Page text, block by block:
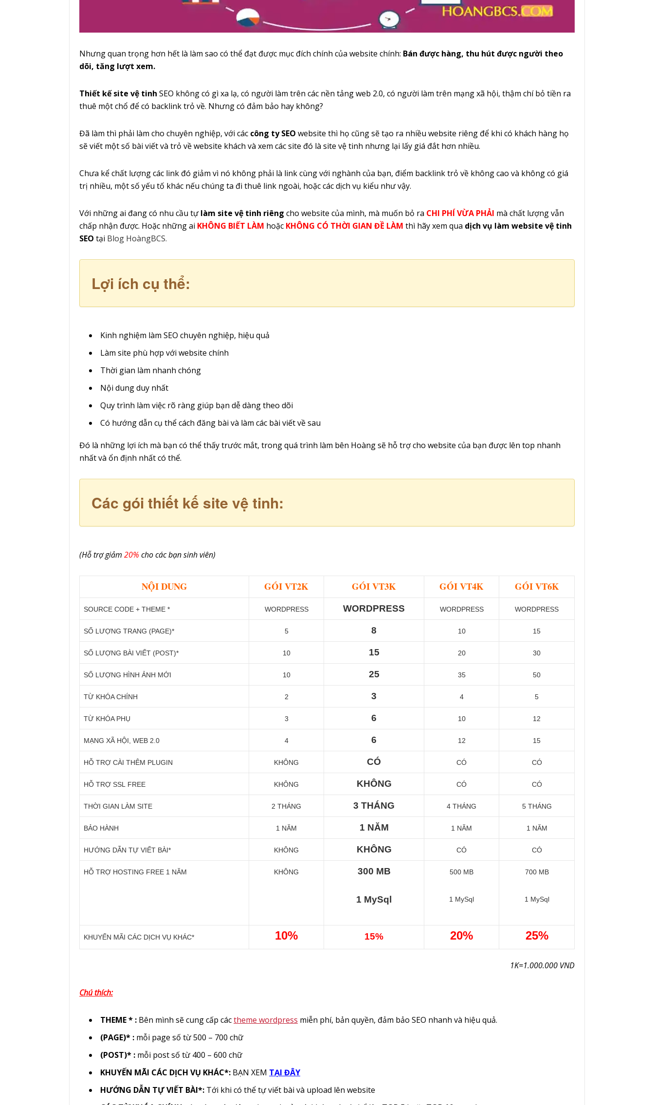
Nhưng quan trọng hơn hết là làm sao có thể đạt được mục đích chính của website chính: Bán được hàng, thu hút được người theo
dõi, tăng lượt xem.
Thiết kế site vệ tinh SEO không có gì xa lạ, có người làm trên các nền tảng web 2.0, có người làm trên mạng xã hội, thậm chí bỏ tiền ra
thuê một chổ để có backlink trỏ về. Nhưng có đảm bảo hay không?
Đã làm thì phải làm cho chuyên nghiệp, với các công ty SEO website thì họ cũng sẽ tạo ra nhiều website riêng để khi có khách hàng họ
sẽ viết một số bài viết và trỏ về website khách và xem các site đó là site vệ tinh nhưng lại lấy giá đắt hơn nhiều.
Chưa kể chất lượng các link đó giảm vì nó không phải là link cùng với nghành của bạn, điểm backlink trỏ về không cao và không có giá
trị nhiều, một số yếu tố khác nếu chúng ta đi thuê link ngoài, hoặc các dịch vụ kiểu như vậy.
Với những ai đang có nhu cầu tự làm site vệ tinh riêng cho website của mình, mà muốn bỏ ra CHI PHÍ VỪA PHẢI mà chất lượng vẫn
chấp nhận được. Hoặc những ai KHÔNG BIẾT LÀM hoặc KHÔNG CÓ THỜI GIAN ĐỀ LÀM thì hãy xem qua dịch vụ làm website vệ tinh
SEO tại Blog HoàngBCS.
Lợi ích cụ thể:
Kinh nghiệm làm SEO chuyên nghiệp, hiệu quả
Làm site phù hợp với website chính
Thời gian làm nhanh chóng
Nội dung duy nhất
Quy trình làm việc rõ ràng giúp bạn dễ dàng theo dõi
Có hướng dẫn cụ thể cách đăng bài và làm các bài viết về sau
Đó là những lợi ích mà bạn có thể thấy trước mắt, trong quá trình làm bên Hoàng sẽ hỗ trợ cho website của bạn được lên top nhanh
nhất và ổn định nhất có thể.
Các gói thiết kế site vệ tinh:
(Hỗ trợ giảm 20% cho các bạn sinh viên)
NỘI DUNG GÓI VT2K GÓI VT3K GÓI VT4K GÓI VT6K
SOURCE CODE + THEME * WORDPRESS WORDPRESS WORDPRESS WORDPRESS
SỐ LƯỢNG TRANG (PAGE)* 5 8 10 15
SỐ LƯỢNG BÀI VIẾT (POST)* 10 15 20 30
SỐ LƯỢNG HÌNH ẢNH MỚI 10 25 35 50
TỪ KHÓA CHÍNH 2 3 4 5
TỪ KHÓA PHỤ 3 6 10 12
MẠNG XÃ HỘI, WEB 2.0 4 6 12 15
HỖ TRỢ CÀI THÊM PLUGIN KHÔNG CÓ CÓ CÓ
HỖ TRỢ SSL FREE KHÔNG KHÔNG CÓ CÓ
THỜI GIAN LÀM SITE 2 THÁNG 3 THÁNG 4 THÁNG 5 THÁNG
BẢO HÀNH 1 NĂM 1 NĂM 1 NĂM 1 NĂM
HƯỚNG DẪN TỰ VIẾT BÀI* KHÔNG KHÔNG CÓ CÓ
HỖ TRỢ HOSTING FREE 1 NĂM KHÔNG 300 MB
1 MySql
500 MB
1 MySql
700 MB
1 MySql
KHUYẾN MÃI CÁC DỊCH VỤ KHÁC* 10% 15% 20% 25%
1K=1.000.000 VND
Chú thích:
THEME * : Bên mình sẽ cung cấp cáctheme wordpress miễn phí, bản quyền, đảm bảo SEO nhanh và hiệu quả.
(PAGE)* : mỗi page số từ 500 – 700 chữ
(POST)* : mỗi post số từ 400 – 600 chữ
KHUYẾN MÃI CÁC DỊCH VỤ KHÁC*: BẠN XEM TẠI ĐÂY
HƯỚNG DẪN TỰ VIẾT BÀI*: Tới khi có thể tự viết bài và upload lên website